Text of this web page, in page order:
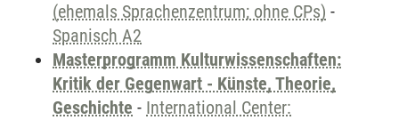
(ehemals Sprachenzentrum; ohne CPs) -
Spanisch A2
Masterprogramm Kulturwissenschaften:
Kritik der Gegenwart - Künste, Theorie,
Geschichte - International Center: